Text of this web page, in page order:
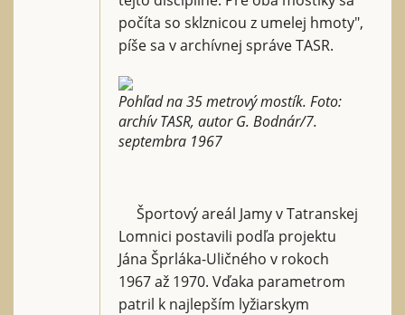
počíta so sklznicou z umelej hmoty",
píše sa v archívnej správe TASR.
Pohľad na 35 metrový mostík. Foto:
archív TASR, autor G. Bodnár/7.
septembra 1967
Športový areál Jamy v Tatranskej
Lomnici postavili podľa projektu
Jána Šprláka-Uličného v rokoch
1967 až 1970. Vďaka parametrom
patril k najlepším lyžiarskym